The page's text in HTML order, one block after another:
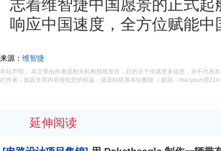
志着维智捷中国愿景的正式
响应中国速度，全方位赋能
来源： 维智捷
本站声明： 本文章由作者或相关机构授权发布，目的在于传递更多信息，并不代表
栏作者，如若文章内容侵犯您的权益，请及时联系本站删除（ 邮箱：
延伸阅读